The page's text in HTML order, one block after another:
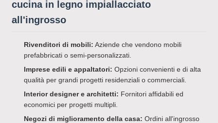
cucina in legno impiallacciato
all'ingrosso
Rivenditori di mobili: Aziende che vendono mobili
prefabbricati o semi-personalizzati.
Imprese edili e appaltatori: Opzioni convenienti e di alta
qualità per grandi progetti residenziali o commerciali.
Interior designer e architetti: Fornitori affidabili ed
economici per progetti multipli.
Negozi di miglioramento della casa: Ordini all'ingrosso